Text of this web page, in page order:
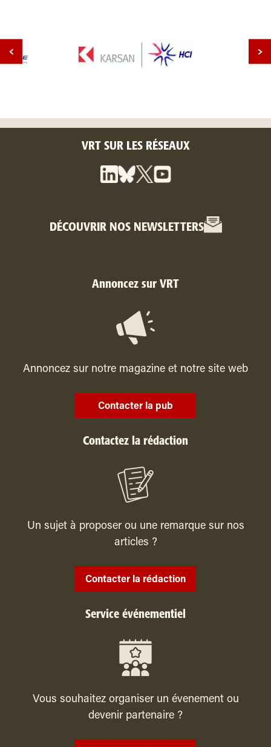
VRT SUR LES RÉSEAUX
DÉCOUVRIR NOS NEWSLETTERS
Annoncez sur VRT
Annoncez sur notre magazine et notre site web
Contacter la pub
Contactez la rédaction
Un sujet à proposer ou une remarque sur nos
articles ?
Contacter la rédaction
Service événementiel
Vous souhaitez organiser un évenement ou
devenir partenaire ?